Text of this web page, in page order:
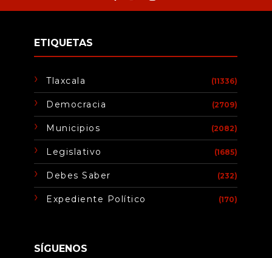
ETIQUETAS
Tlaxcala (11336)
Democracia (2709)
Municipios (2082)
Legislativo (1685)
Debes Saber (232)
Expediente Político (170)
SÍGUENOS